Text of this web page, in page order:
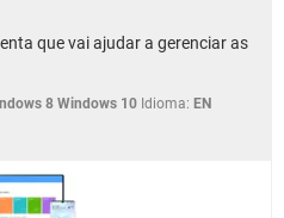
que vai ajudar a gerenciar as
8 Windows 10 Idioma: EN